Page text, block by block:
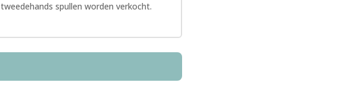
tweedehands spullen worden verkocht.